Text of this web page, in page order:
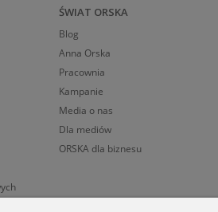
ŚWIAT ORSKA
Blog
Anna Orska
Pracownia
Kampanie
Media o nas
Dla mediów
ORSKA dla biznesu